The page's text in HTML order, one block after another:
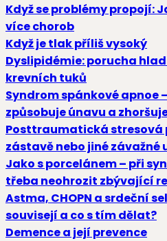
Když se problémy propojí:
více chorob
Když je tlak příliš vysoký
Dyslipidémie: porucha
krevních tuků
Syndrom spánkové apnoe
způsobuje únavu a
Posttraumatická stresová
zástavě nebo jiné závažné
Jako s porcelánem – při
třeba neohrozit zbývající
Astma, CHOPN a srdeční
souvisejí a co s tím dělat?
Demence a její prevence